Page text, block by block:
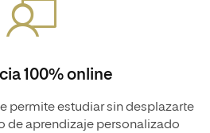
100% online
permite estudiar sin desplazarte
de aprendizaje personalizado